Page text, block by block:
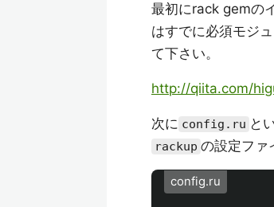
最初にrack gemの
はすでに必須モジ
て下さい。
http://qiita.com/
次に config.ru と
rackup の設定ファ
config.ru